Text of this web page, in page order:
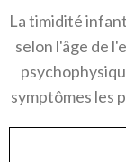
La timidité
selon l'âge de
symptômes les